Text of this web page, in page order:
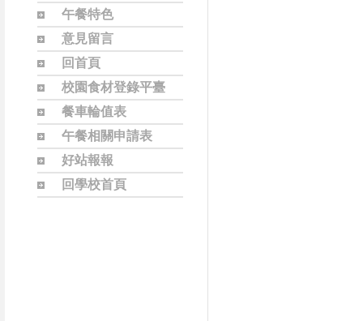
午餐特色
意見留言
回首頁
校園食材登錄平臺
餐車輪值表
午餐相關申請表
好站報報
回學校首頁